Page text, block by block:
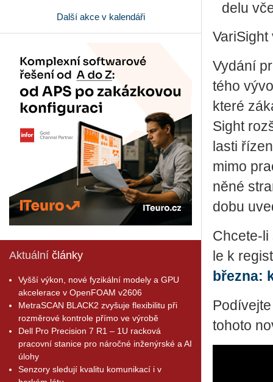
Další akce v kalendáři
Aktuální články
Vyšší výkon, nové fyzikální modely a GPU
akcelerace v OpenFOAM v2606
MetraSCAN BLACK2 zvyšuje flexibilitu při
rozměrové kontrole přímo ve výrobě
Dell Pro Precision 7 R1 – 1U racková
pracovní stanice pro náročné inženýrské a AI
úlohy
Senzory sledují kvalitu komunikací i v
de­lu
Vy­dá­ní
té­ho
které
Sight
las­ti
mimo
ně­né
dobu
Chce­te-
le k
břez­na:
tohoto